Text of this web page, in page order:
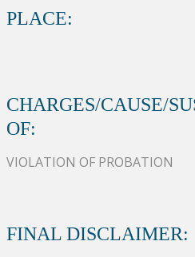
PLACE:
CHARGES/CAUSE/
OF:
VIOLATION OF PROBATION
FINAL DISCLAIMER: